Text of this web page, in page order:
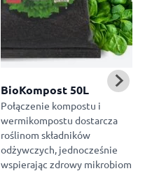
BioKompost 50L
Połączenie kompostu i
wermikompostu dostarcza
roślinom składników
odżywczych, jednocześnie
wspierając zdrowy mikrobiom